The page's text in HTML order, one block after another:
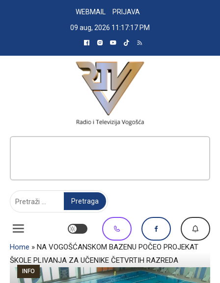
WEBMAIL
PRIJAVA
09 aug, 2026 11:17:18 PM
Home » NA VOGOŠĆANSKOM BAZENU POČEO PROJEKAT
ŠKOLE PLIVANJA ZA UČENIKE ČETVRTIH RAZREDA
INFO